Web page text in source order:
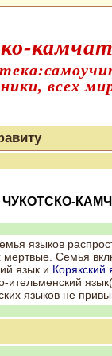
всех
ЧУКОТСКО-
языков
Семья
язык и Корякский
ительменский
языков не